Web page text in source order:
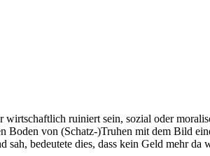
ruiniert sein, sozial oder
Boden von (Schatz-)Truhen mit dem Bild
sah, bedeutete dies, dass kein Geld mehr